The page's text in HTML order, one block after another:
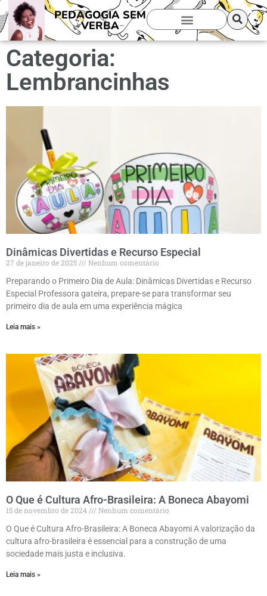
PEDAGOGIA SEM
VERBA
Categoria:
Lembrancinhas
Dinâmicas Divertidas e Recurso Especial
27 de janeiro de 2025
Nenhum comentário
Preparando o Primeiro Dia de Aula: Dinâmicas Divertidas e Recurso
Especial Professora gateira, prepare-se para transformar seu
primeiro dia de aula em uma experiência mágica
Leia mais »
O Que é Cultura Afro-Brasileira: A Boneca Abayomi
15 de novembro de 2024
Nenhum comentário
O Que é Cultura Afro-Brasileira: A Boneca Abayomi A valorização da
cultura afro-brasileira é essencial para a construção de uma
sociedade mais justa e inclusiva.
Leia mais »